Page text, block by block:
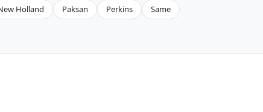
Holland Paksan Perkins
Same